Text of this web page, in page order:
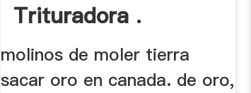
Trituradora .
molinos de moler tierra
sacar oro en canada. de oro,